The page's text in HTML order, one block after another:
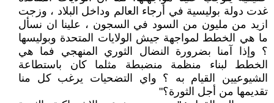
غدت دولة بوليسية في أرجاء العالم وداخل البلاد ، وزجت
ازيد من مليون من السود في السجون ، علينا ان نسأل
ما هي الخطط لمواجهة جيش الولايات المتحدة وبوليسها
؟ وإذا آمنا بضرورة النضال الثوري المنهجي فما هي
الخطط لبناء منظمة منضبطة مثلما كان باستطاعة
الشيوعيين القيام به ؟ واي التضحيات يرغب كل منا
تقديمها من أجل الثورة؟"